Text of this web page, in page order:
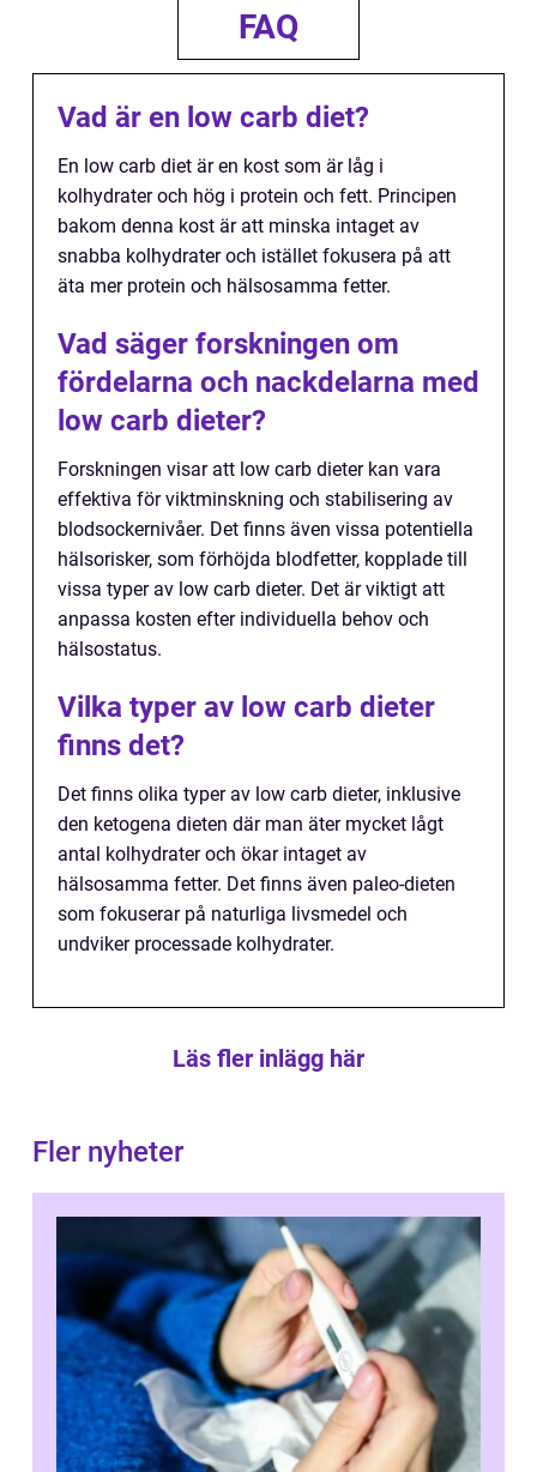
FAQ
Vad är en low carb diet?
En low carb diet är en kost som är låg i
kolhydrater och hög i protein och fett. Principen
bakom denna kost är att minska intaget av
snabba kolhydrater och istället fokusera på att
äta mer protein och hälsosamma fetter.
Vad säger forskningen om
fördelarna och nackdelarna med
low carb dieter?
Forskningen visar att low carb dieter kan vara
effektiva för viktminskning och stabilisering av
blodsockernivåer. Det finns även vissa potentiella
hälsorisker, som förhöjda blodfetter, kopplade till
vissa typer av low carb dieter. Det är viktigt att
anpassa kosten efter individuella behov och
hälsostatus.
Vilka typer av low carb dieter
finns det?
Det finns olika typer av low carb dieter, inklusive
den ketogena dieten där man äter mycket lågt
antal kolhydrater och ökar intaget av
hälsosamma fetter. Det finns även paleo-dieten
som fokuserar på naturliga livsmedel och
undviker processade kolhydrater.
Läs fler inlägg här
Fler nyheter